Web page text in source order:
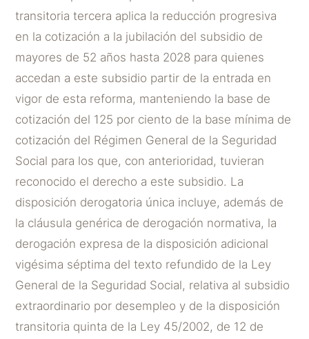
transitoria tercera aplica la reducción progresiva
en la cotización a la jubilación del subsidio de
mayores de 52 años hasta 2028 para quienes
accedan a este subsidio partir de la entrada en
vigor de esta reforma, manteniendo la base de
cotización del 125 por ciento de la base mínima de
cotización del Régimen General de la Seguridad
Social para los que, con anterioridad, tuvieran
reconocido el derecho a este subsidio. La
disposición derogatoria única incluye, además de
la cláusula genérica de derogación normativa, la
derogación expresa de la disposición adicional
vigésima séptima del texto refundido de la Ley
General de la Seguridad Social, relativa al subsidio
extraordinario por desempleo y de la disposición
transitoria quinta de la Ley 45/2002, de 12 de